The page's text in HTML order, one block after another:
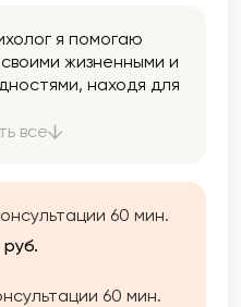
я помогаю
жизненными и
находя для
все
60 мин.
60 мин.